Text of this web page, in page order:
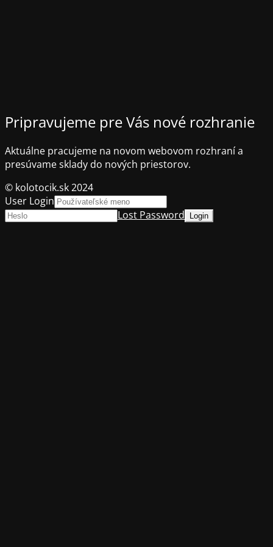
Pripravujeme pre Vás nové rozhranie
Aktuálne pracujeme na novom webovom rozhraní a
presúvame sklady do nových priestorov.
© kolotocik.sk 2024
User Login
Lost Password